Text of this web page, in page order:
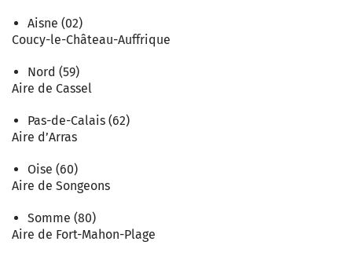
Aisne (02)
Coucy-le-Château-Auffrique
Nord (59)
Aire de Cassel
Pas-de-Calais (62)
Aire d’Arras
Oise (60)
Aire de Songeons
Somme (80)
Aire de Fort-Mahon-Plage